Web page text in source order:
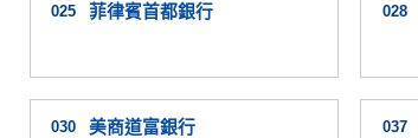
025 菲律賓首都銀行 028
030 美商道富銀行 037